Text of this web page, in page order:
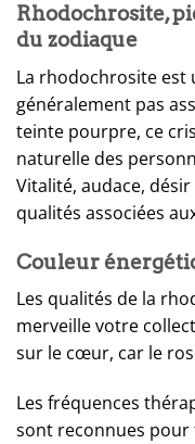
Rhodochrosite,
du zodiaque
La rhodochrosite est
généralement pas
teinte pourpre, ce
naturelle des
Vitalité, audace,
qualités associées
Couleur
Les qualités de la
merveille votre
sur le cœur, car le
Les fréquences
sont reconnues pour